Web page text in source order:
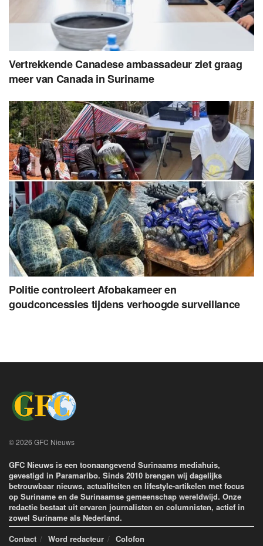
Vertrekkende Canadese ambassadeur ziet graag
meer van Canada in Suriname
Politie controleert Afobakameer en
goudconcessies tijdens verhoogde surveillance
© 2026 GFC Nieuws
GFC Nieuws is een toonaangevend Surinaams mediahuis,
gevestigd in Paramaribo. Sinds 2010 brengen wij dagelijks
betrouwbaar nieuws, actualiteiten en lifestyle-artikelen met focus
op Suriname en de Surinaamse gemeenschap wereldwijd. Onze
redactie bestaat uit ervaren journalisten en columnisten, actief in
zowel Suriname als Nederland.
Contact
Word redacteur Colofon